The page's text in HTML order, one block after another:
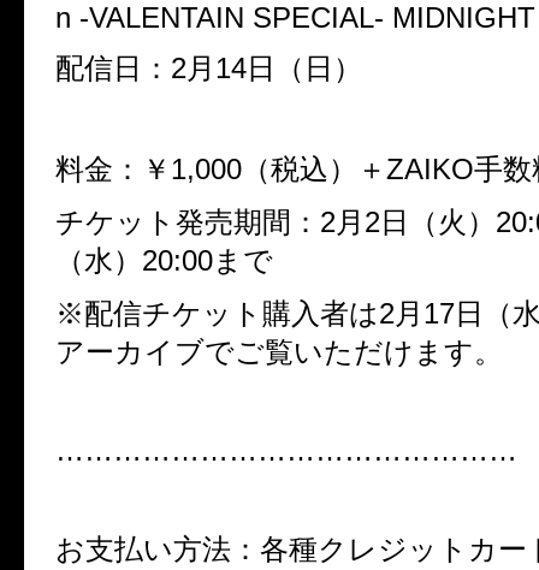
n -VALENTAIN SPECIAL- MIDNIGHT
配信日： 2月 14日（日）
料金：￥ 1,000 （税込）＋ZAIKO手数
チケット発売期間： 2月 2日（火）
（水） 20:00まで
※配信チケット購入者は2月 17日（
アーカイブでご覧いただけます。
…………………………………………
お支払い方法：各種クレジットカー